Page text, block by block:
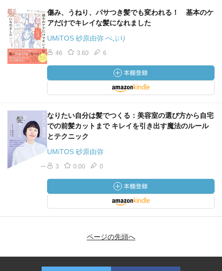
傷み、うねり、パサつき髪でも変われる！ 基本のケ
アだけでキレイな髪になれました
UMiTOS 砂原由弥 ぺぷり
46 3.60 6
なりたい自分は髪でつくる：美容室の選び方から自宅
での前髪カットまで キレイを引き出す魔法のルール
とテクニック
UMiTOS 砂原由弥
3 0.00 0
ページの先頭へ